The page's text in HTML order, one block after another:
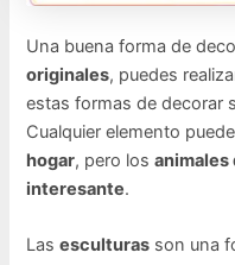
Una buena forma de
originales, puedes
estas formas de decorar
Cualquier elemento
hogar, pero losanimales
interesante.
Lasesculturas son una